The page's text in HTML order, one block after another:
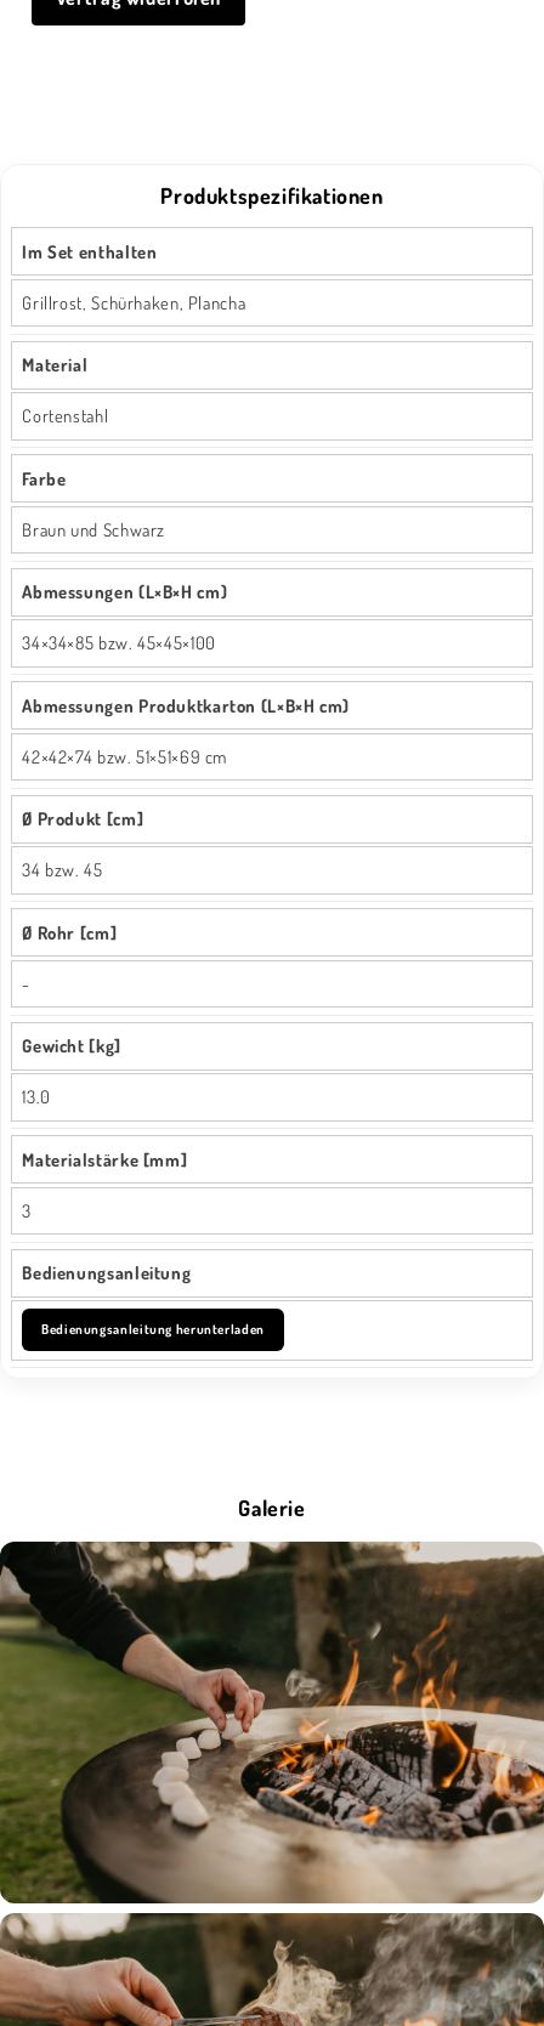
Produktspezifikationen
Im Set enthalten
Grillrost, Schürhaken, Plancha
Material
Cortenstahl
Farbe
Braun und Schwarz
Abmessungen (L×B×H cm)
34×34×85 bzw. 45×45×100
Abmessungen Produktkarton (L×B×H cm)
42×42×74 bzw. 51×51×69 cm
Ø Produkt [cm]
34 bzw. 45
Ø Rohr [cm]
-
Gewicht [kg]
13.0
Materialstärke [mm]
3
Bedienungsanleitung
Bedienungsanleitung herunterladen
Galerie